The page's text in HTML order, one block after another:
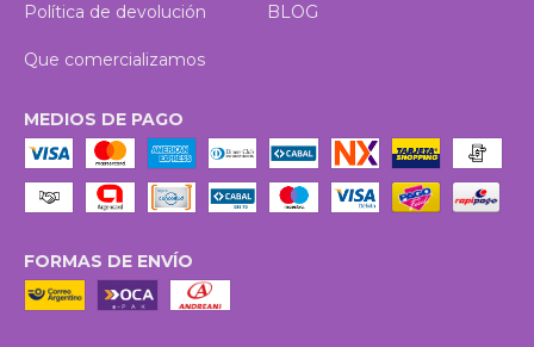
Política de devolución BLOG
Que comercializamos
MEDIOS DE PAGO
FORMAS DE ENVÍO